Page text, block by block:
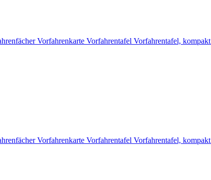
Vorfahrenkarte Vorfahrentafel Vorfahrentafel, kompakt
Vorfahrenkarte Vorfahrentafel Vorfahrentafel, kompakt